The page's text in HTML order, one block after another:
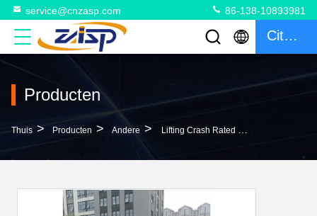
service@cnzasp.com 86-138-10893981
Citaat
Producten
Thuis > Producten > Andere > Lifting Crash Rated Hydraulic Rising Bollards 380V Voor Botsing Bollard